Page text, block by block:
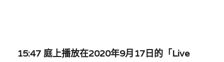
KOL 精選
15:47 庭上播放在2020年9月17日的「Live